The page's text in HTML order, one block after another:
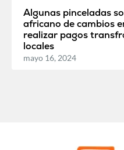
Algunas pinceladas
africano de cambios
realizar pagos
locales
mayo 16, 2024